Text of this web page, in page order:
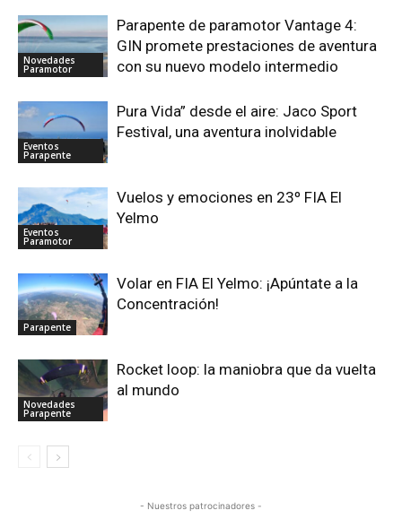
Novedades
Paramotor
Parapente de paramotor Vantage 4:
GIN promete prestaciones de aventura
con su nuevo modelo intermedio
Eventos
Parapente
Pura Vida” desde el aire: Jaco Sport
Festival, una aventura inolvidable
Eventos
Paramotor
Vuelos y emociones en 23º FIA El
Yelmo
Parapente
Volar en FIA El Yelmo: ¡Apúntate a la
Concentración!
Novedades
Parapente
Rocket loop: la maniobra que da vuelta
al mundo
- Nuestros patrocinadores -